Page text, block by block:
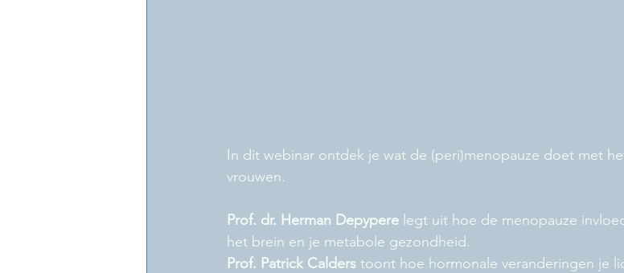
In dit webinar ontdek je wat de (peri)menopauze doet met
vrouwen.
Prof. dr. Herman Depypere legt uit hoe de menopauze
het brein en je metabole gezondheid.
Prof. Patrick Calders toont hoe hormonale veranderingen je